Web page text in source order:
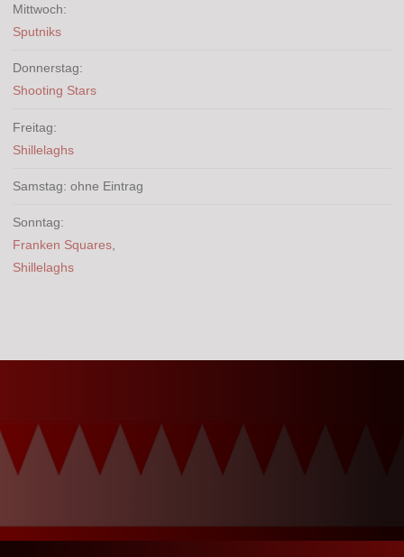
Mittwoch:
Sputniks
Donnerstag:
Shooting Stars
Freitag:
Shillelaghs
Samstag: ohne Eintrag
Sonntag:
Franken Squares,
Shillelaghs